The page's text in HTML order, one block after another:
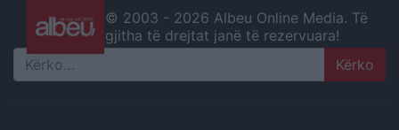
© 2003 - 2026 Albeu Online Media. Të
gjitha të drejtat janë të rezervuara!
Search